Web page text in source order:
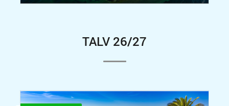
TALV 26/27